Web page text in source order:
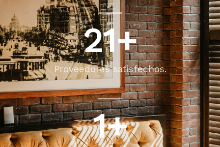
Proveedores satisfechos.
21+
1+